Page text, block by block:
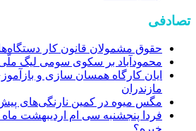
تصادفی
‌حقوق مشمولان قانون کار
محمودآباد بر سکوی سومی لیگ
ایان کارگاه همسان سازی و
مازندران
مگس میوه در کمین نارنگی‌های